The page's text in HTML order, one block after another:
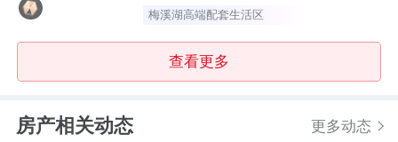
梅溪湖高端配套生活区
查看更多
房产相关动态 更多动态